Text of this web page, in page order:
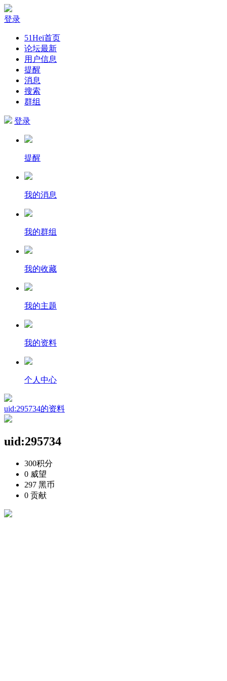
登录
51Hei首页
论坛最新
用户信息
提醒
消息
搜索
群组
登录
提醒
我的消息
我的群组
我的收藏
我的主题
我的资料
个人中心
uid:295734的资料
uid:295734
300积分
0 威望
297 黑币
0 贡献